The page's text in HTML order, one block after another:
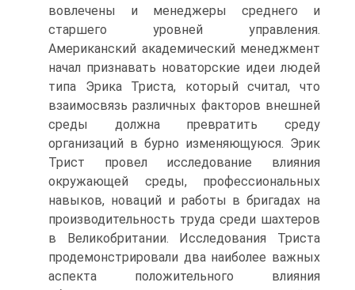
вовлечены и менеджеры среднего и
старшего уровней управления.
Американский академический менеджмент
начал признавать новаторские идеи людей
типа Эрика Триста, который считал, что
взаимосвязь различных факторов внешней
среды должна превратить среду
организаций в бурно изменяющуюся. Эрик
Трист провел исследование влияния
окружающей среды, профессиональных
навыков, новаций и работы в бригадах на
производительность труда среди шахтеров
в Великобритании. Исследования Триста
продемонстрировали два наиболее важных
аспекта положительного влияния